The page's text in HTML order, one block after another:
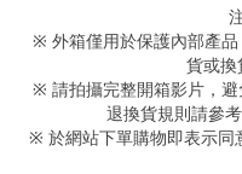
※ 外箱僅用於保護內部產
貨或換
※ 請拍攝完整開箱影片，
退換貨規則請參考
※ 於網站下單購物即表示同